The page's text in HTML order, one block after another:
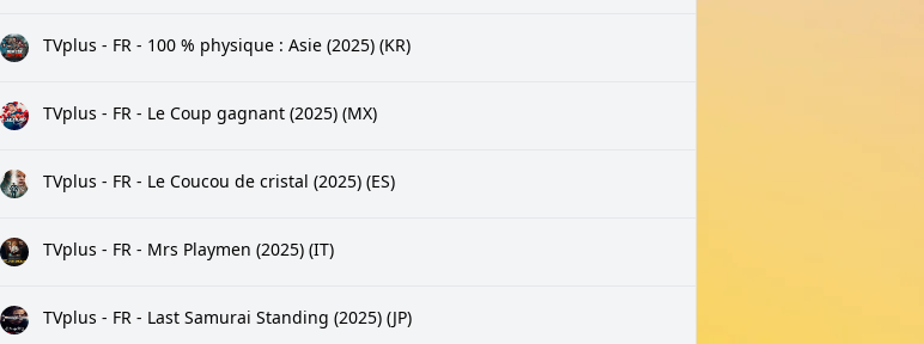
TVplus - FR - 100 % physique : Asie (2025) (KR)
TVplus - FR - Le Coup gagnant (2025) (MX)
TVplus - FR - Le Coucou de cristal (2025) (ES)
TVplus - FR - Mrs Playmen (2025) (IT)
TVplus - FR - Last Samurai Standing (2025) (JP)